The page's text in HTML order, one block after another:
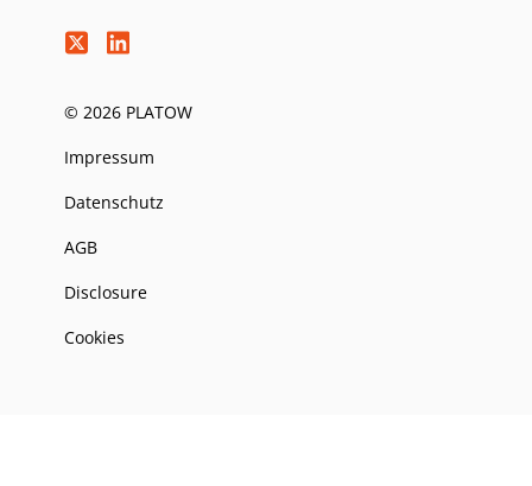
© 2026 PLATOW
Impressum
Datenschutz
AGB
Disclosure
Cookies